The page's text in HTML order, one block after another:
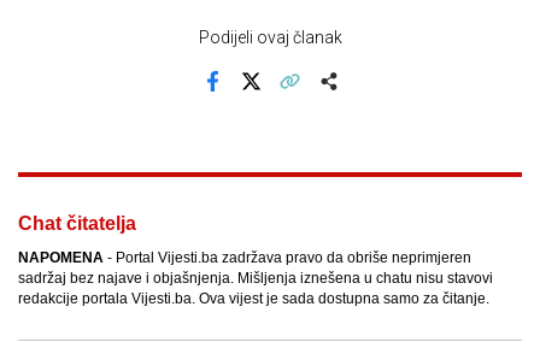
Podijeli ovaj članak
Chat čitatelja
NAPOMENA - Portal Vijesti.ba zadržava pravo da obriše neprimjeren
sadržaj bez najave i objašnjenja. Mišljenja iznešena u chatu nisu stavovi
redakcije portala Vijesti.ba. Ova vijest je sada dostupna samo za čitanje.